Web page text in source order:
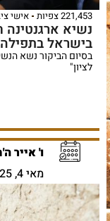
221,453 צפיות אישי
נשיא ארגנטינה
בישראל בתפילה
בסיום הביקור נשא
לציון"
ו' אייר
מאי 4, 2025